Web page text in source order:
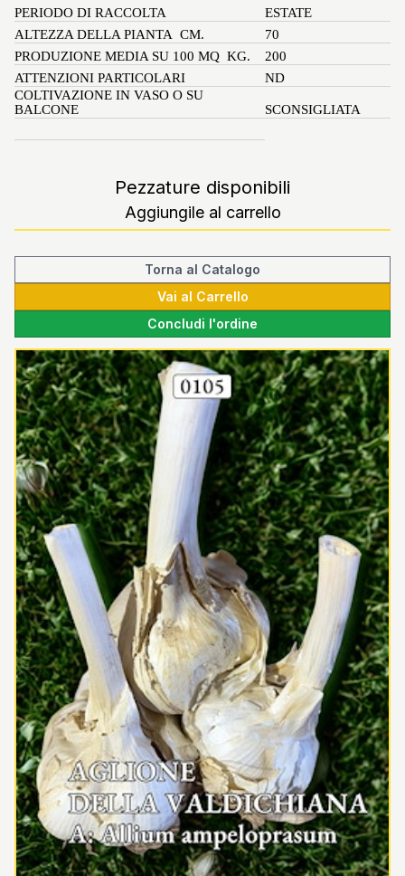
PERIODO DI RACCOLTA
ESTATE
ALTEZZA DELLA PIANTA  CM.
70
PRODUZIONE MEDIA SU 100 MQ  KG.
200
ATTENZIONI PARTICOLARI
ND
COLTIVAZIONE IN VASO O SU
BALCONE
SCONSIGLIATA
Pezzature disponibili
Aggiungile al carrello
Torna al Catalogo
Vai al Carrello
Concludi l'ordine